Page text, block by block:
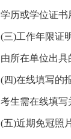
学历或学位证书
(三)工作年限证
由所在单位出具
(四)在线填写的
考生需在线填写
(五)近期免冠照